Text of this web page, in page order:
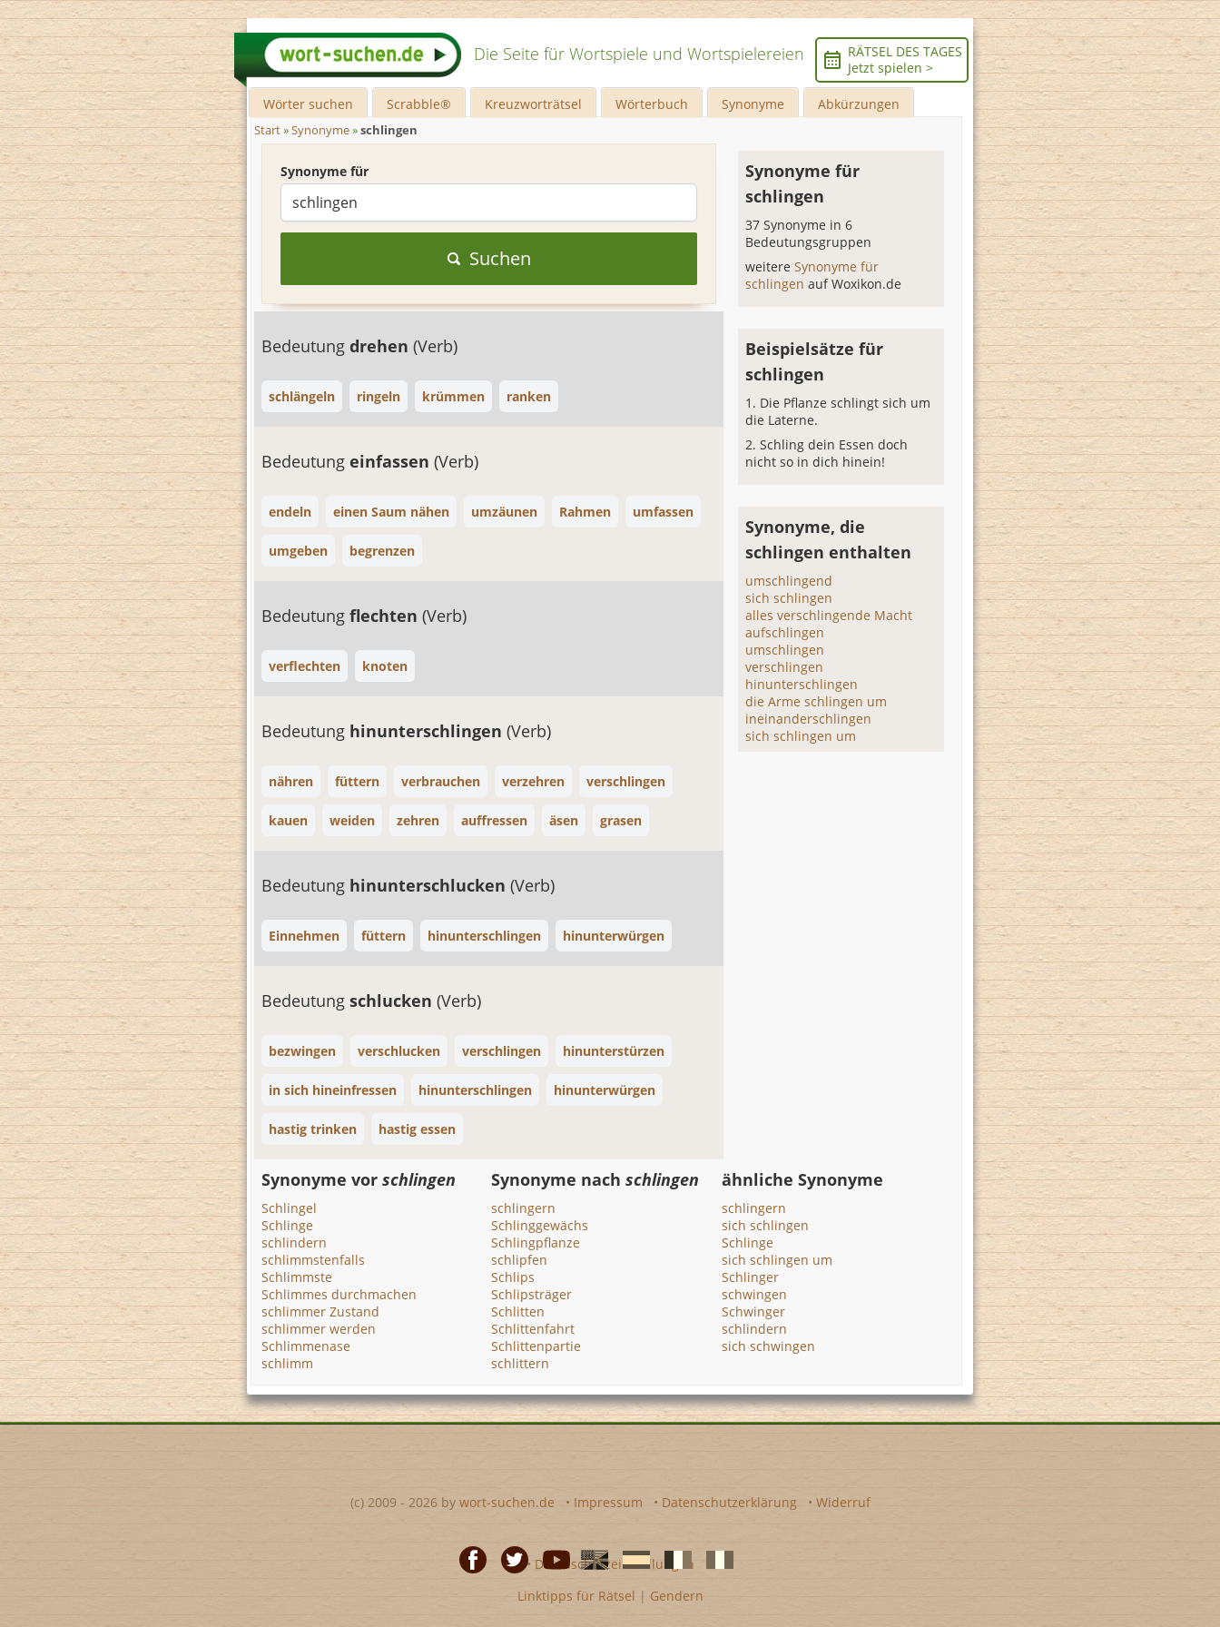
Die Seite für Wortspiele und Wortspielereien
RÄTSEL DES TAGES
Jetzt spielen >
Wörter suchen Scrabble® Kreuzworträtsel Wörterbuch Synonyme Abkürzungen
Start»Synonyme»schlingen
Synonyme für
Suchen
Bedeutung drehen (Verb)
schlängeln ringeln krümmen ranken
Bedeutung einfassen (Verb)
endeln einen Saum nähen umzäunen Rahmen umfassen
umgeben begrenzen
Bedeutung flechten (Verb)
verflechten knoten
Bedeutung hinunterschlingen (Verb)
nähren füttern verbrauchen verzehren verschlingen
kauen weiden zehren auffressen äsen grasen
Bedeutung hinunterschlucken (Verb)
Einnehmen füttern hinunterschlingen hinunterwürgen
Bedeutung schlucken (Verb)
bezwingen verschlucken verschlingen hinunterstürzen
in sich hineinfressen hinunterschlingen hinunterwürgen
hastig trinken hastig essen
Synonyme für
schlingen
37 Synonyme in 6
Bedeutungsgruppen
weitereSynonyme für
schlingenauf Woxikon.de
Beispielsätze für
schlingen
Die Pflanze schlingt sich um
die Laterne.
Schling dein Essen doch
nicht so in dich hinein!
Synonyme, die
schlingen enthalten
umschlingend
sich schlingen
alles verschlingende Macht
aufschlingen
umschlingen
verschlingen
hinunterschlingen
die Arme schlingen um
ineinanderschlingen
sich schlingen um
Synonyme vor schlingen
Schlingel
Schlinge
schlindern
schlimmstenfalls
Schlimmste
Schlimmes durchmachen
schlimmer Zustand
schlimmer werden
Schlimmenase
schlimm
Synonyme nachschlingen
schlingern
Schlinggewächs
Schlingpflanze
schlipfen
Schlips
Schlipsträger
Schlitten
Schlittenfahrt
Schlittenpartie
schlittern
ähnliche Synonyme
schlingern
sich schlingen
Schlinge
sich schlingen um
Schlinger
schwingen
Schwinger
schlindern
sich schwingen
(c) 2009 - 2026 by wort-suchen.de • Impressum • Datenschutzerklärung • Widerruf
• Datenschutzeinstellungen
TwitterYoutubeEnglischeSpanischefranzösicheitalienische
Linktipps für Rätsel | Gendern